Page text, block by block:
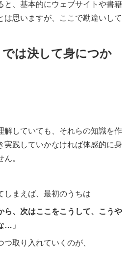
と、基本的にウェブサイトや書籍
は思いますが、ここで勘違いして
は決して身につか
解していても、それらの知識を作
実践していかなければ体感的に身
。
しまえば、最初のうちは
ら、次はここをこうして、こうや
… 」
取り入れていくのが、